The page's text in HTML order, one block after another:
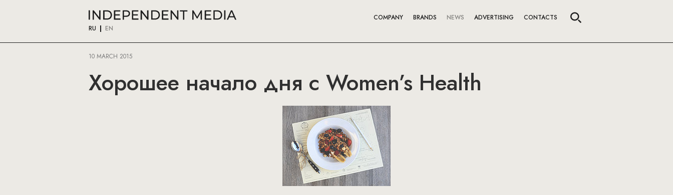
RU EN
COMPANY BRANDS NEWS ADVERTISING CONTACTS
10 MARCH 2015
Хорошее начало дня с Women’s Health